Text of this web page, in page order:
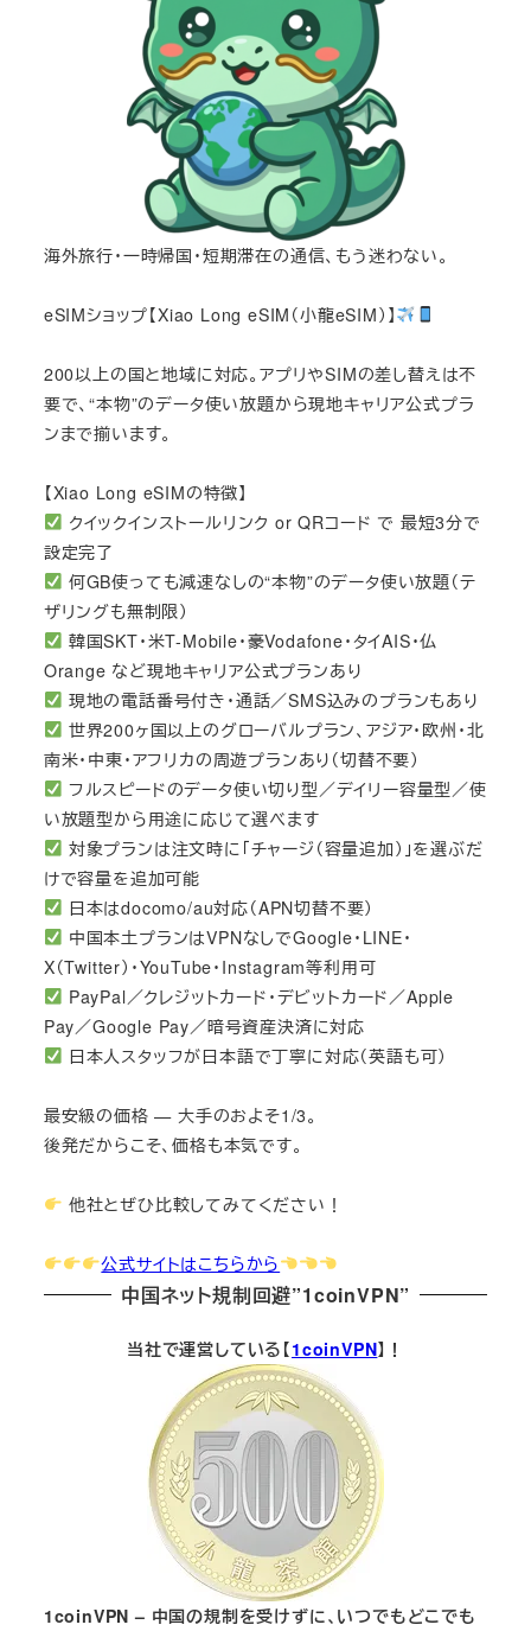
海外旅行・一時帰国・短期滞在の通信、もう迷わない。
eSIMショップ【Xiao Long eSIM（小龍eSIM）】
200以上の国と地域に対応。アプリやSIMの差し替えは不
要で、“本物”のデータ使い放題から現地キャリア公式プラ
ンまで揃います。
【Xiao Long eSIMの特徴】
クイックインストールリンク or QRコード で 最短3分で
設定完了
何GB使っても減速なしの“本物”のデータ使い放題（テ
ザリングも無制限）
韓国SKT・米T-Mobile・豪Vodafone・タイAIS・仏
Orange など現地キャリア公式プランあり
現地の電話番号付き・通話／SMS込みのプランもあり
世界200ヶ国以上のグローバルプラン、アジア・欧州・北
南米・中東・アフリカの周遊プランあり（切替不要）
フルスピードのデータ使い切り型／デイリー容量型／使
い放題型から用途に応じて選べます
対象プランは注文時に「チャージ（容量追加）」を選ぶだ
けで容量を追加可能
日本はdocomo/au対応（APN切替不要）
中国本土プランはVPNなしでGoogle・LINE・
X（Twitter）・YouTube・Instagram等利用可
PayPal／クレジットカード・デビットカード／Apple
Pay／Google Pay／暗号資産決済に対応
日本人スタッフが日本語で丁寧に対応（英語も可）
最安級の価格 — 大手のおよそ1/3。
後発だからこそ、価格も本気です。
他社とぜひ比較してみてください！
公式サイトはこちらから
中国ネット規制回避”1coinVPN”
当社で運営している【1coinVPN】！
1coinVPN – 中国の規制を受けずに、いつでもどこでも